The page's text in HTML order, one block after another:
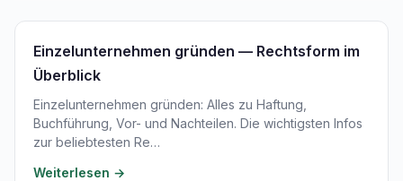
Einzelunternehmen gründen — Rechtsform im
Überblick
Einzelunternehmen gründen: Alles zu Haftung,
Buchführung, Vor- und Nachteilen. Die wichtigsten Infos
zur beliebtesten Re…
Weiterlesen →